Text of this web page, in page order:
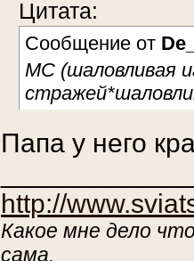
Цитата:
Сообщение от
МС (шаловливая
Папа у него
http://
Какое мне дело
сама.